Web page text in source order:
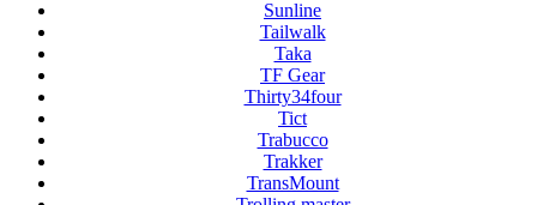
Sunline
Tailwalk
Taka
TF Gear
Thirty34four
Tict
Trabucco
Trakker
TransMount